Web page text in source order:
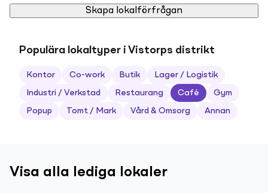
Skapa lokalförfrågan
Populära lokaltyper i Vistorps distrikt
Kontor Co-work Butik Lager / Logistik
Industri / Verkstad Restaurang Café Gym
Popup Tomt / Mark Vård & Omsorg Annan
Visa alla lediga lokaler